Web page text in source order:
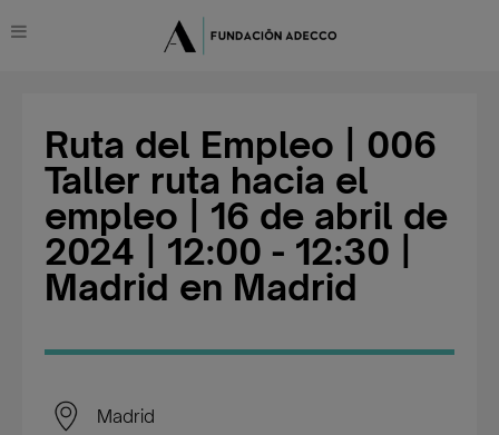
Ruta del Empleo | 006
Taller ruta hacia el
empleo | 16 de abril de
2024 | 12:00 - 12:30 |
Madrid en Madrid
Madrid